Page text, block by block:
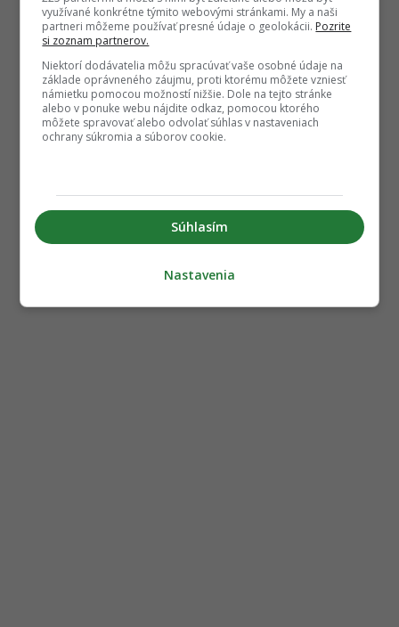
využívané konkrétne týmito webovými stránkami. My a naši
partneri môžeme používať presné údaje o geolokácii. Pozrite
si zoznam partnerov.
Niektorí dodávatelia môžu spracúvať vaše osobné údaje na
základe oprávneného záujmu, proti ktorému môžete vzniesť
námietku pomocou možností nižšie. Dole na tejto stránke
alebo v ponuke webu nájdite odkaz, pomocou ktorého
môžete spravovať alebo odvolať súhlas v nastaveniach
ochrany súkromia a súborov cookie.
Súhlasím
Nastavenia